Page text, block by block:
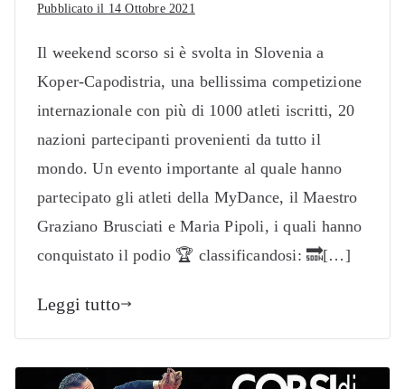
Pubblicato il 14 Ottobre 2021
Il weekend scorso si è svolta in Slovenia a
Koper-Capodistria, una bellissima competizione
internazionale con più di 1000 atleti iscritti, 20
nazioni partecipanti provenienti da tutto il
mondo. Un evento importante al quale hanno
partecipato gli atleti della MyDance, il Maestro
Graziano Brusciati e Maria Pipoli, i quali hanno
conquistato il podio 🏆 classificandosi: 🔜[…]
Leggi tutto